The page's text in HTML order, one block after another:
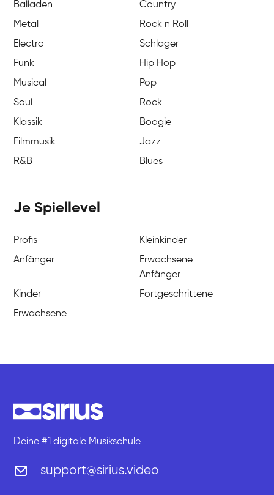
Balladen
Country
Metal
Rock n Roll
Electro
Schlager
Funk
Hip Hop
Musical
Pop
Soul
Rock
Klassik
Boogie
Filmmusik
Jazz
R&B
Blues
Je Spiellevel
Profis
Kleinkinder
Anfänger
Erwachsene
Anfänger
Kinder
Fortgeschrittene
Erwachsene
Deine #1 digitale Musikschule
support@sirius.video